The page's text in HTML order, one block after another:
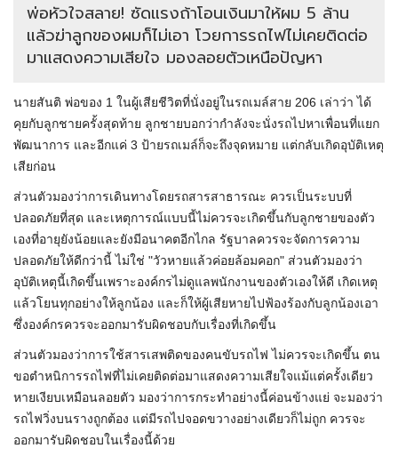
พ่อหัวใจสลาย! ซัดแรงถ้าโอนเงินมาให้ผม 5 ล้าน
แล้วฆ่าลูกของผมก็ไม่เอา โวยการรถไฟไม่เคยติดต่อ
มาแสดงความเสียใจ มองลอยตัวเหนือปัญหา
นายสันติ พ่อของ 1 ในผู้เสียชีวิตที่นั่งอยู่ในรถเมล์สาย 206 เล่าว่า ได้
คุยกับลูกชายครั้งสุดท้าย ลูกชายบอกว่ากำลังจะนั่งรถไปหาเพื่อนที่แยก
พัฒนาการ และอีกแค่ 3 ป้ายรถเมล์ก็จะถึงจุดหมาย แต่กลับเกิดอุบัติเหตุ
เสียก่อน
ส่วนตัวมองว่าการเดินทางโดยรถสารสาธารณะ ควรเป็นระบบที่
ปลอดภัยที่สุด และเหตุการณ์แบบนี้ไม่ควรจะเกิดขึ้นกับลูกชายของตัว
เองที่อายุยังน้อยและยังมีอนาคตอีกไกล รัฐบาลควรจะจัดการความ
ปลอดภัยให้ดีกว่านี้ ไม่ใช่ "วัวหายแล้วค่อยล้อมคอก" ส่วนตัวมองว่า
อุบัติเหตุนี้เกิดขึ้นเพราะองค์กรไม่ดูแลพนักงานของตัวเองให้ดี เกิดเหตุ
แล้วโยนทุกอย่างให้ลูกน้อง และก็ให้ผู้เสียหายไปฟ้องร้องกับลูกน้องเอา
ซึ่งองค์กรควรจะออกมารับผิดชอบกับเรื่องที่เกิดขึ้น
ส่วนตัวมองว่าการใช้สารเสพติดของคนขับรถไฟ ไม่ควรจะเกิดขึ้น ตน
ขอตำหนิการรถไฟที่ไม่เคยติดต่อมาแสดงความเสียใจแม้แต่ครั้งเดียว
หายเงียบเหมือนลอยตัว มองว่าการกระทำอย่างนี้ค่อนข้างแย่ จะมองว่า
รถไฟวิ่งบนรางถูกต้อง แต่มีรถไปจอดขวางอย่างเดียวก็ไม่ถูก ควรจะ
ออกมารับผิดชอบในเรื่องนี้ด้วย